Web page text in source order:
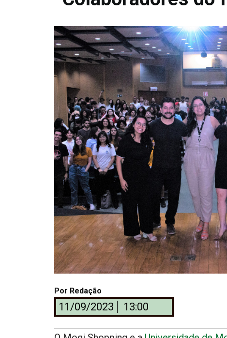
Por Redação
11/09/2023 13:00